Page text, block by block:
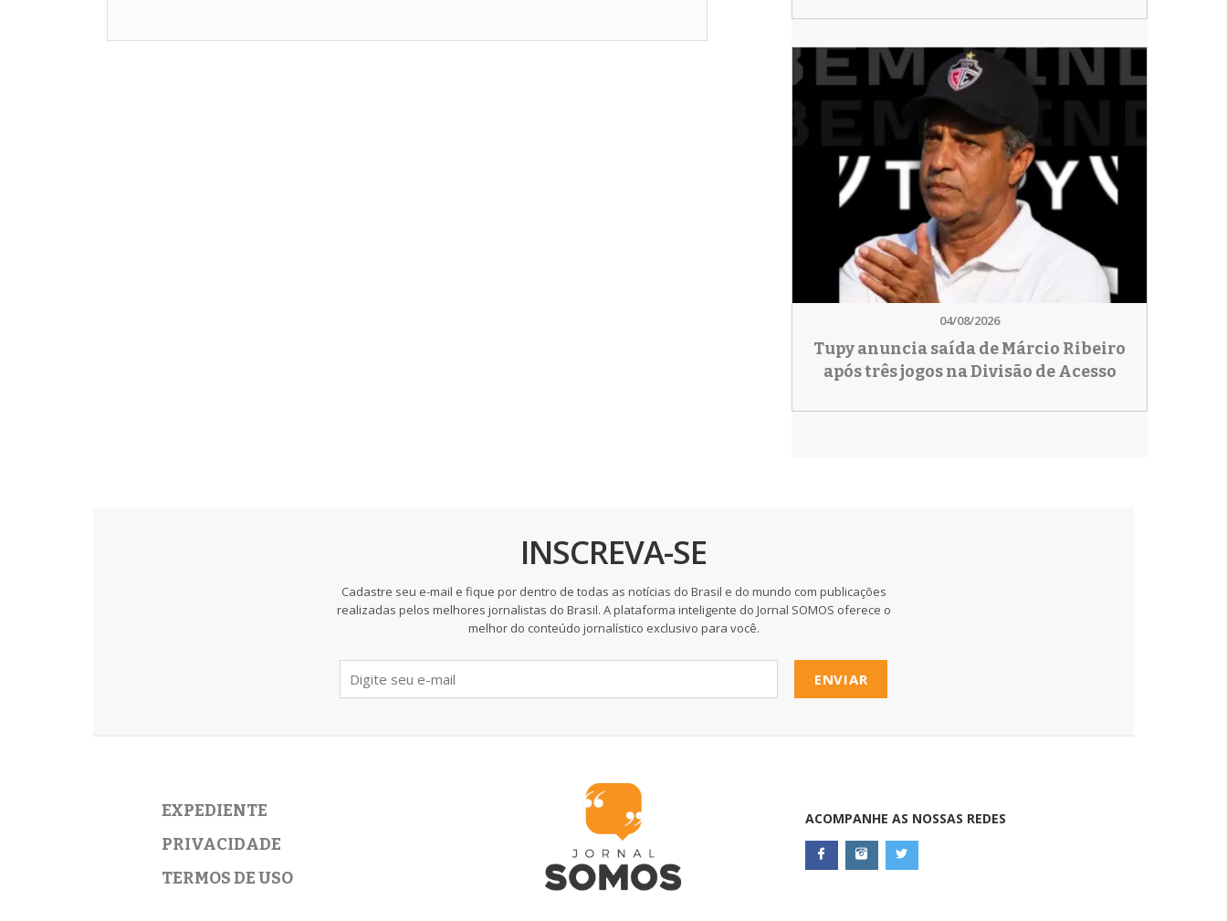
04/08/2026
Tupy anuncia saída de Márcio Ribeiro
após três jogos na Divisão de Acesso
INSCREVA-SE
Cadastre seu e-mail e fique por dentro de todas as notícias do Brasil e do mundo com publicações
realizadas pelos melhores jornalistas do Brasil. A plataforma inteligente do Jornal SOMOS oferece o
melhor do conteúdo jornalístico exclusivo para você.
ENVIAR
EXPEDIENTE
PRIVACIDADE
TERMOS DE USO
ACOMPANHE AS NOSSAS REDES